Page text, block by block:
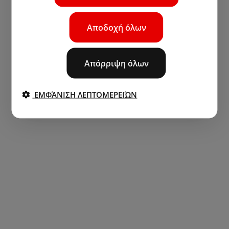
Αποδοχή όλων
Απόρριψη όλων
ΕΜΦΆΝΙΣΗ ΛΕΠΤΟΜΕΡΕΙΏΝ